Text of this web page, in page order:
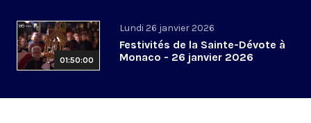
01:50:00
Lundi 26 janvier 2026
Festivités de la Sainte-Dévote à
Monaco - 26 janvier 2026